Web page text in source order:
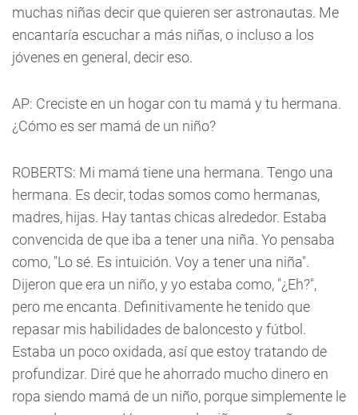
muchas niñas decir que quieren ser astronautas. Me
encantaría escuchar a más niñas, o incluso a los
jóvenes en general, decir eso.
AP: Creciste en un hogar con tu mamá y tu hermana.
¿Cómo es ser mamá de un niño?
ROBERTS: Mi mamá tiene una hermana. Tengo una
hermana. Es decir, todas somos como hermanas,
madres, hijas. Hay tantas chicas alrededor. Estaba
convencida de que iba a tener una niña. Yo pensaba
como, "Lo sé. Es intuición. Voy a tener una niña".
Dijeron que era un niño, y yo estaba como, "¿Eh?",
pero me encanta. Definitivamente he tenido que
repasar mis habilidades de baloncesto y fútbol.
Estaba un poco oxidada, así que estoy tratando de
profundizar. Diré que he ahorrado mucho dinero en
ropa siendo mamá de un niño, porque simplemente le